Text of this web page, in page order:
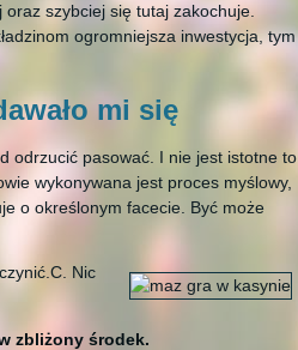
szybciej się tutaj zakochuje.
ogromniejsza inwestycja, tym
mi się
odrzucić pasować. I nie jest istotne to
wykonywana jest proces myślowy,
o określonym facecie. Być może
Nic
zbliżony środek.